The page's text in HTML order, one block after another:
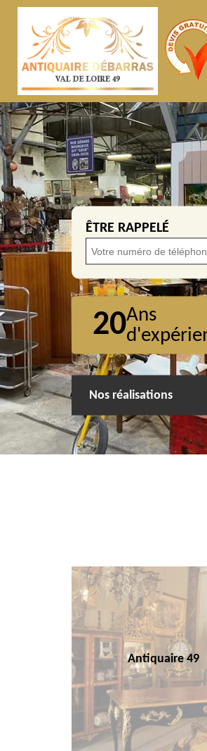
ÊTRE RAPPELÉ
20Ans
Nos réalisations
Antiquaire 49